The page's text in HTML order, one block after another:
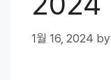
1월 16, 2024 by